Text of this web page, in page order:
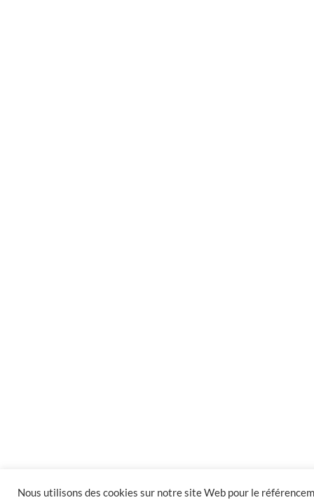
Nous utilisons des cookies sur notre site Web pour le